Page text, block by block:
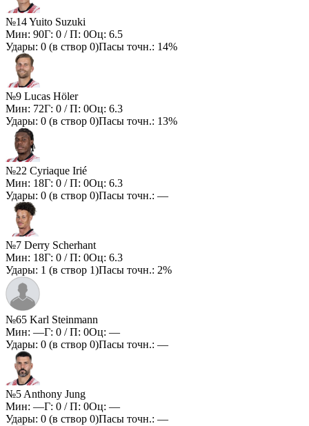
№14 Yuito Suzuki
Мин: 90Г: 0 / П: 0Оц: 6.5
Удары: 0 (в створ 0)Пасы точн.: 14%
№9 Lucas Höler
Мин: 72Г: 0 / П: 0Оц: 6.3
Удары: 0 (в створ 0)Пасы точн.: 13%
№22 Cyriaque Irié
Мин: 18Г: 0 / П: 0Оц: 6.3
Удары: 0 (в створ 0)Пасы точн.: —
№7 Derry Scherhant
Мин: 18Г: 0 / П: 0Оц: 6.3
Удары: 1 (в створ 1)Пасы точн.: 2%
№65 Karl Steinmann
Мин: —Г: 0 / П: 0Оц: —
Удары: 0 (в створ 0)Пасы точн.: —
№5 Anthony Jung
Мин: —Г: 0 / П: 0Оц: —
Удары: 0 (в створ 0)Пасы точн.: —